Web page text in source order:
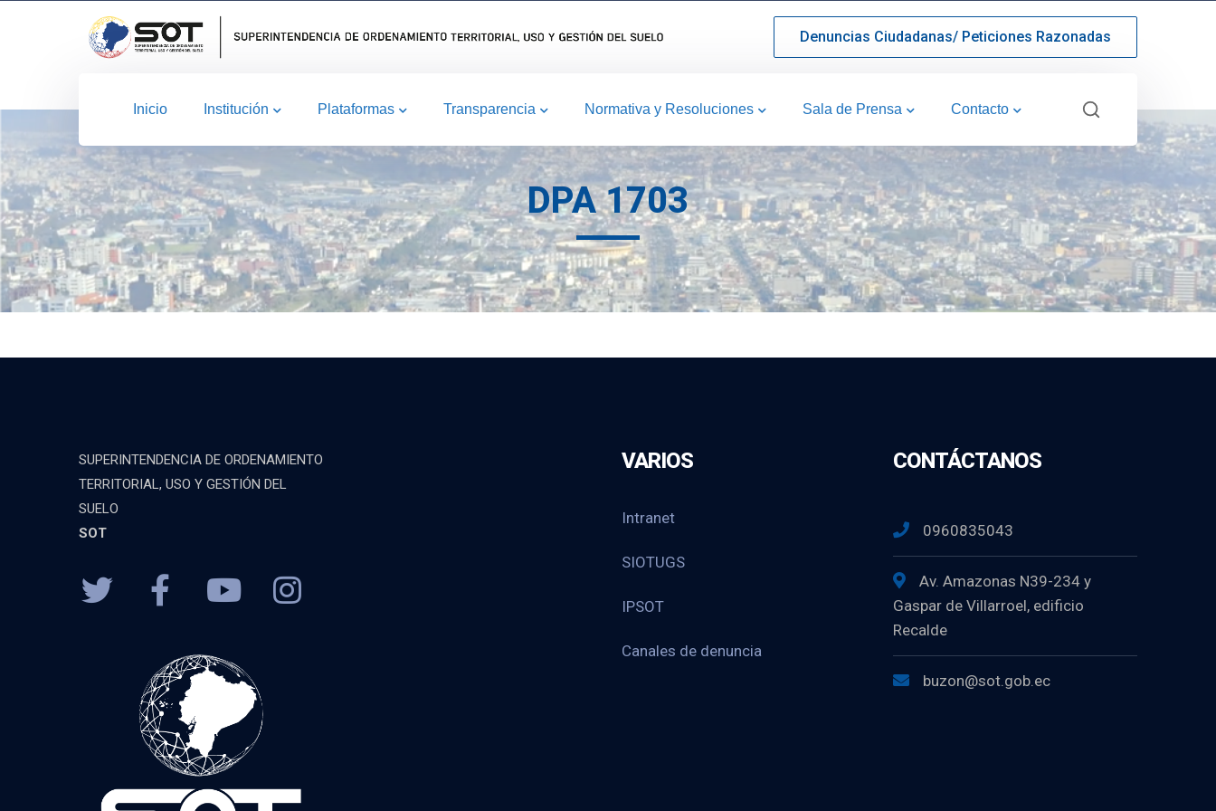
Denuncias Ciudadanas/ Peticiones Razonadas
Inicio Institución Plataformas Transparencia Normativa y Resoluciones Sala de Prensa Contacto
DPA 1703
SUPERINTENDENCIA DE ORDENAMIENTO
TERRITORIAL, USO Y GESTIÓN DEL
SUELO
SOT
VARIOS
Intranet
SIOTUGS
IPSOT
Canales de denuncia
CONTÁCTANOS
0960835043
Av. Amazonas N39-234 y
Gaspar de Villarroel, edificio
Recalde
buzon@sot.gob.ec